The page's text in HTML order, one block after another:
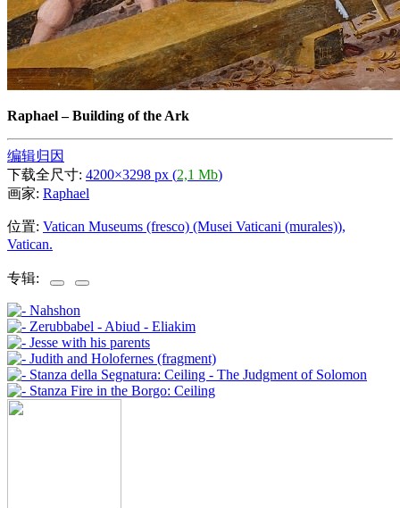
Raphael–Building of the Ark
编辑归因
下载全尺寸: 4200×3298 px (2,1 Mb)
画家: Raphael
位置: Vatican Museums (fresco) (Musei Vaticani (murales)),
Vatican.
专辑: